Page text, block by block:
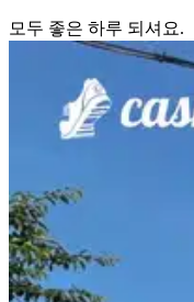
모두 좋은 하루 되셔요.